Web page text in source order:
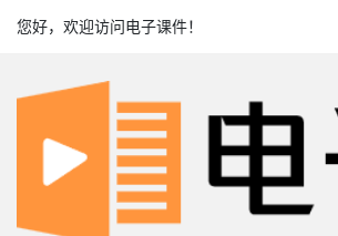
您好，欢迎访问电子课件！